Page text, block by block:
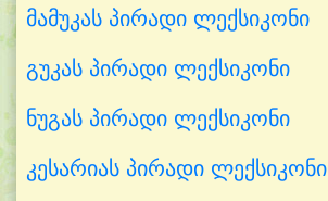
მამუკას პირადი ლექსიკონი
გუკას პირადი ლექსიკონი
ნუგას პირადი ლექსიკონი
კესარიას პირადი ლექსიკონი